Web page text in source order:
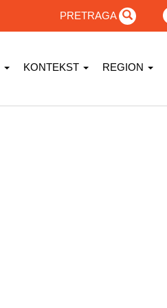
PRETRAGA
KONTEKST REGION